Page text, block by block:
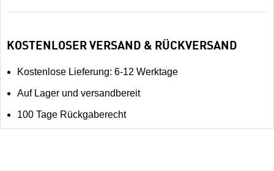
KOSTENLOSER VERSAND & RÜCKVERSAND
Kostenlose Lieferung: 6-12 Werktage
Auf Lager und versandbereit
100 Tage Rückgaberecht